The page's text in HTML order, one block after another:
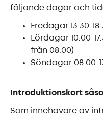
följande dagar och
Fredagar 13.30-
Lördagar 10.00-
från 08.00)
Söndagar 08.00-
Introduktionskort
Som innehavare av